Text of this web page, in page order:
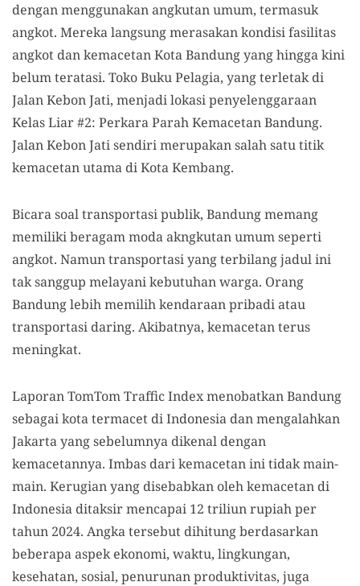
dengan menggunakan angkutan umum, termasuk
angkot. Mereka langsung merasakan kondisi fasilitas
angkot dan kemacetan Kota Bandung yang hingga kini
belum teratasi. Toko Buku Pelagia, yang terletak di
Jalan Kebon Jati, menjadi lokasi penyelenggaraan
Kelas Liar #2: Perkara Parah Kemacetan Bandung.
Jalan Kebon Jati sendiri merupakan salah satu titik
kemacetan utama di Kota Kembang.
Bicara soal transportasi publik, Bandung memang
memiliki beragam moda akngkutan umum seperti
angkot. Namun transportasi yang terbilang jadul ini
tak sanggup melayani kebutuhan warga. Orang
Bandung lebih memilih kendaraan pribadi atau
transportasi daring. Akibatnya, kemacetan terus
meningkat.
Laporan TomTom Traffic Index menobatkan Bandung
sebagai kota termacet di Indonesia dan mengalahkan
Jakarta yang sebelumnya dikenal dengan
kemacetannya. Imbas dari kemacetan ini tidak main-
main. Kerugian yang disebabkan oleh kemacetan di
Indonesia ditaksir mencapai 12 triliun rupiah per
tahun 2024. Angka tersebut dihitung berdasarkan
beberapa aspek ekonomi, waktu, lingkungan,
kesehatan, sosial, penurunan produktivitas, juga